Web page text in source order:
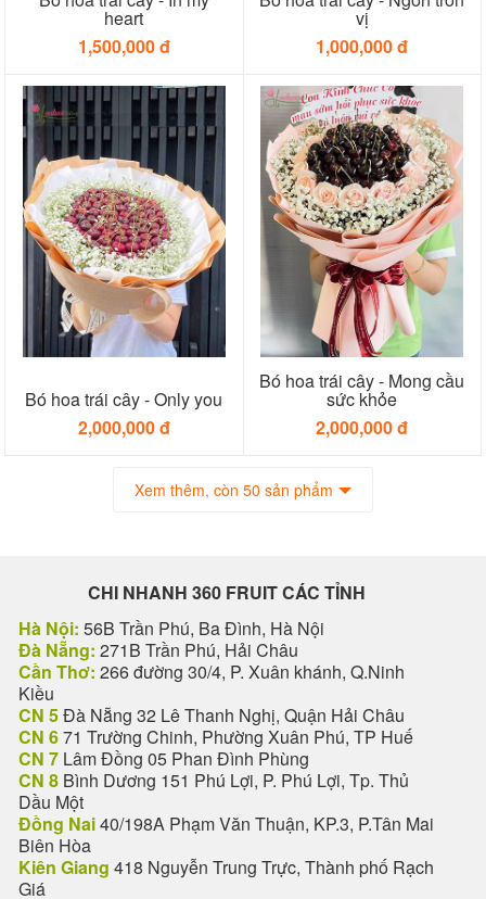
heart
1,500,000 đ
vị
1,000,000 đ
Bó hoa trái cây - Only you
2,000,000 đ
Bó hoa trái cây - Mong cầu
sức khỏe
2,000,000 đ
Xem thêm, còn 50 sản phẩm
CHI NHANH 360 FRUIT CÁC TỈNH
Hà Nội: 56B Trần Phú, Ba Đình, Hà Nội
Đà Nẵng: 271B Trần Phú, Hải Châu
Cần Thơ: 266 đường 30/4, P. Xuân khánh, Q.Ninh
Kiều
CN 5Đà Nẵng 32 Lê Thanh Nghị, Quận Hải Châu
CN 671 Trường Chinh, Phường Xuân Phú, TP Huế
CN 7 Lâm Đồng 05 Phan Đình Phùng
CN 8 Bình Dương 151 Phú Lợi, P. Phú Lợi, Tp. Thủ
Dầu Một
Đồng Nai40/198A Phạm Văn Thuận, KP.3, P.Tân Mai
Biên Hòa
Kiên Giang 418 Nguyễn Trung Trực, Thành phố Rạch
Giá